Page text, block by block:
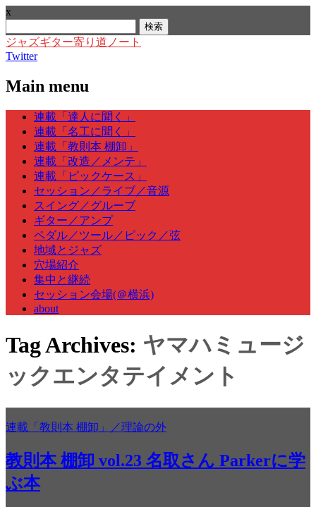
x
索:
ジャズギター寄り道ノート
Twitter
Main menu
Skip
content
連載「達人に聞く」
連載「名工に聞く」
連載「教則本 棚卸」
連載「改造／メンテ」
連載「ピックケース」
セッション／ライブ／音源
スイング／グルーブ
ギター／アンプ
ペダル／ツール／ピック／弦
地域とジャズ
穴場紹介
集中と継続
セッション会場(＠横浜)
about
Tag Archives: ヤマハミュージ
ックエンタテイメント
連載「教則本 棚卸」／理論の外
教則本 棚卸 vol.23 名取さん Parkerに学
ぶ本